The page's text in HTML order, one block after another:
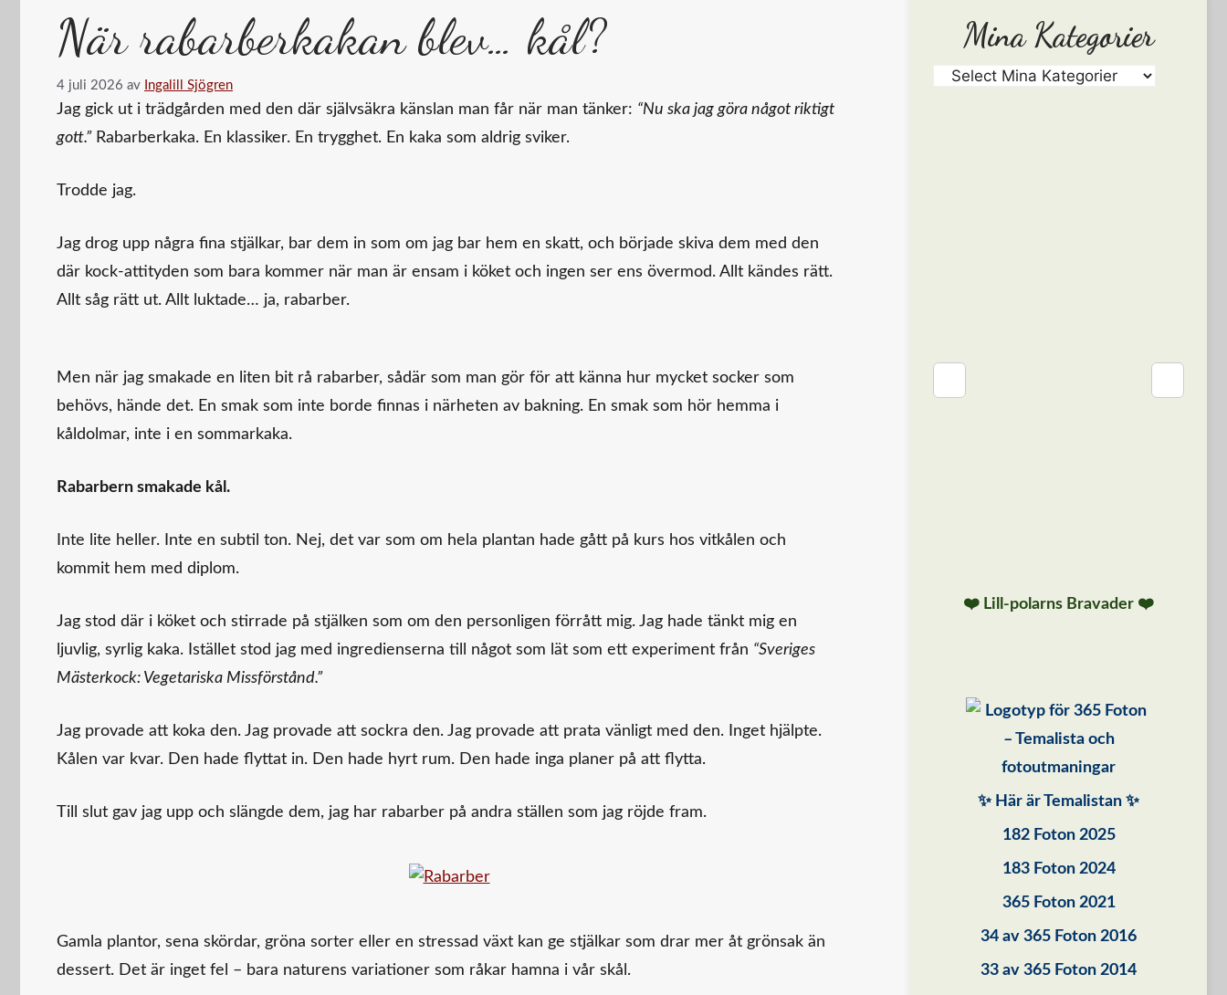
När rabarberkakan blev… kål?
4 juli 2026 av Ingalill Sjögren
Jag gick ut i trädgården med den där självsäkra känslan man får när man tänker: “Nu ska jag göra något riktigt
gott.”Rabarberkaka. En klassiker. En trygghet. En kaka som aldrig sviker.
Trodde jag.
Jag drog upp några fina stjälkar, bar dem in som om jag bar hem en skatt, och började skiva dem med den
där kock-attityden som bara kommer när man är ensam i köket och ingen ser ens övermod. Allt kändes rätt.
Allt såg rätt ut. Allt luktade… ja, rabarber.
Men när jag smakade en liten bit rå rabarber, sådär som man gör för att känna hur mycket socker som
behövs, hände det. En smak som inte borde finnas i närheten av bakning. En smak som hör hemma i
kåldolmar, inte i en sommarkaka.
Rabarbern smakade kål.
Inte lite heller. Inte en subtil ton. Nej, det var som om hela plantan hade gått på kurs hos vitkålen och
kommit hem med diplom.
Jag stod där i köket och stirrade på stjälken som om den personligen förrått mig. Jag hade tänkt mig en
ljuvlig, syrlig kaka. Istället stod jag med ingredienserna till något som lät som ett experiment från “Sveriges
Mästerkock: Vegetariska Missförstånd.”
Jag provade att koka den. Jag provade att sockra den. Jag provade att prata vänligt med den. Inget hjälpte.
Kålen var kvar. Den hade flyttat in. Den hade hyrt rum. Den hade inga planer på att flytta.
Till slut gav jag upp och slängde dem, jag har rabarber på andra ställen som jag röjde fram.
Gamla plantor, sena skördar, gröna sorter eller en stressad växt kan ge stjälkar som drar mer åt grönsak än
dessert. Det är inget fel – bara naturens variationer som råkar hamna i vår skål.
Mina Kategorier
❤️ Lill-polarns Bravader ❤️
✨ Här är Temalistan ✨
182 Foton 2025
183 Foton 2024
365 Foton 2021
34 av 365 Foton 2016
33 av 365 Foton 2014